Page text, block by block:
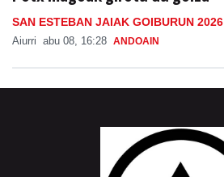
SAN ESTEBAN JAIAK GOIBURUN 2026
Aiurri abu 08, 16:28 ANDOAIN